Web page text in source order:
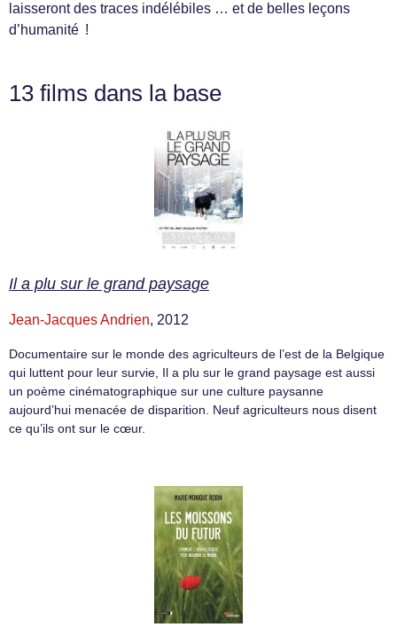
laisseront des traces indélébiles … et de belles leçons
d’humanité !
13 films dans la base
Il a plu sur le grand paysage
Jean-Jacques Andrien, 2012
Documentaire sur le monde des agriculteurs de l’est de la Belgique
qui luttent pour leur survie, Il a plu sur le grand paysage est aussi
un poème cinématographique sur une culture paysanne
aujourd’hui menacée de disparition. Neuf agriculteurs nous disent
ce qu’ils ont sur le cœur.